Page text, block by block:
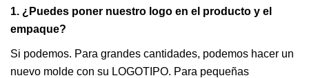
1. ¿Puedes poner nuestro logo en el producto y el
empaque?
Si podemos. Para grandes cantidades, podemos hacer un
nuevo molde con su LOGOTIPO. Para pequeñas